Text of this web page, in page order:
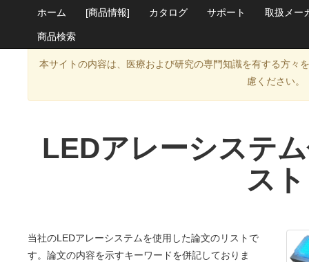
ホーム [商品情報] カタログ サポート 取扱メー
商品検索
本サイトの内容は、医療および研究の専門知識を有する方々
慮ください。
LEDアレーシステ
スト
当社のLEDアレーシステムを使用した論文のリストで
す。論文の内容を示すキーワードを併記しておりま